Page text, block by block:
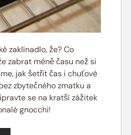
zaklínadlo, že? Co
zabrat méně času než si
jak šetřit čas i chuťové
zbytečného zmatku a
se na kratší zážitek
gnocchi!